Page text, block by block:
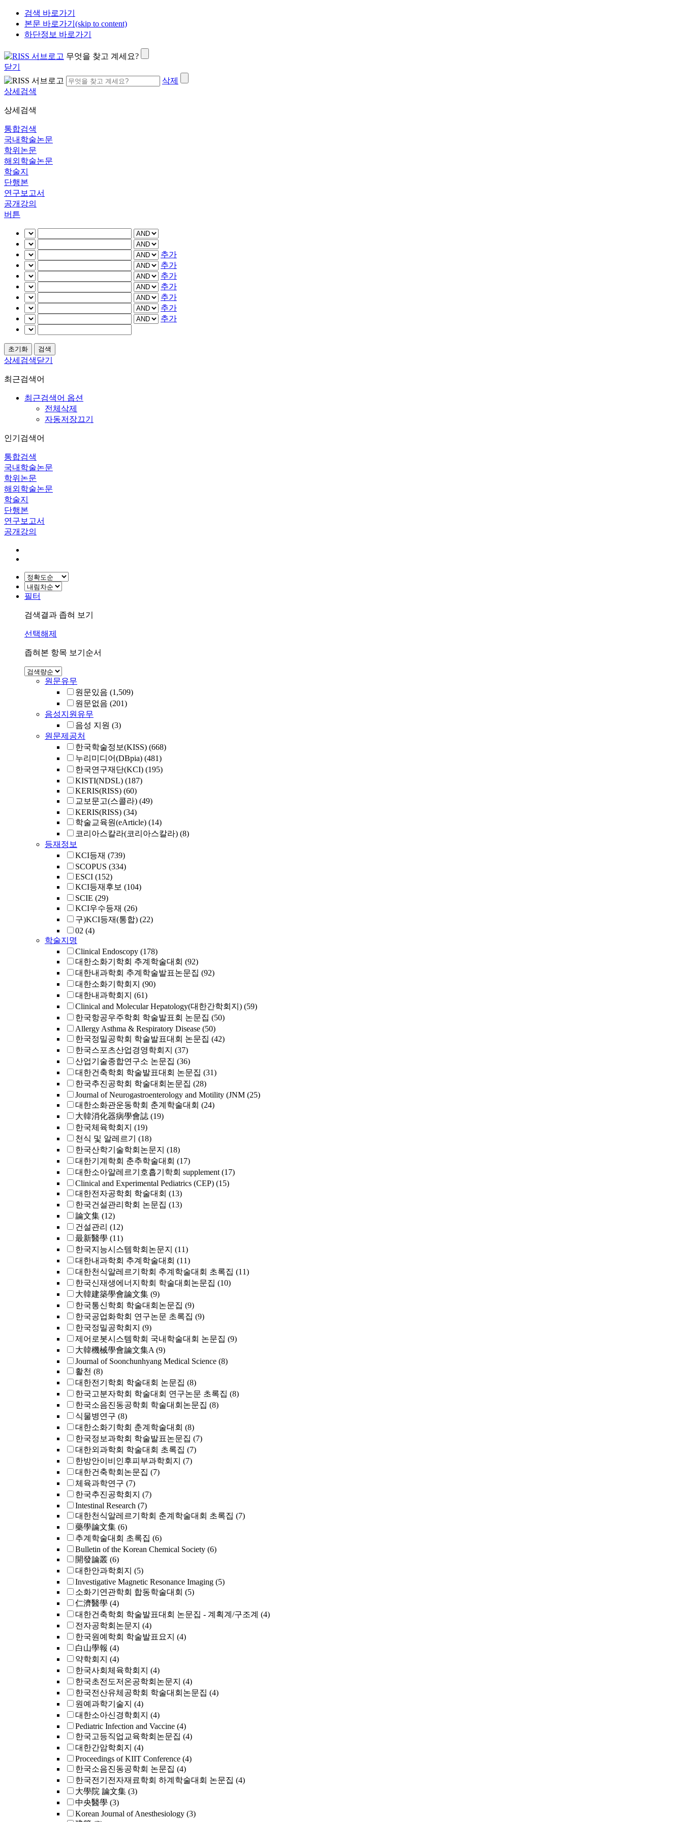
검색 바로가기
본문 바로가기(skip to content)
하단정보 바로가기
무엇을 찾고 계세요?
닫기
삭제
상세검색
상세검색
통합검색
국내학술논문
학위논문
해외학술논문
학술지
단행본
연구보고서
공개강의
버튼
추가
추가
추가
추가
추가
추가
추가
상세검색닫기
최근검색어
최근검색어 옵션
전체삭제
자동저장끄기
인기검색어
통합검색
국내학술논문
학위논문
해외학술논문
학술지
단행본
연구보고서
공개강의
필터
검색결과 좁혀 보기
선택해제
좁혀본 항목 보기순서
원문유무
원문있음 (1,509)
원문없음 (201)
음성지원유무
음성 지원 (3)
원문제공처
한국학술정보(KISS) (668)
누리미디어(DBpia) (481)
한국연구재단(KCI) (195)
KISTI(NDSL) (187)
KERIS(RISS) (60)
교보문고(스콜라) (49)
KERIS(RISS) (34)
학술교육원(eArticle) (14)
코리아스칼라(코리아스칼라) (8)
등재정보
KCI등재 (739)
SCOPUS (334)
ESCI (152)
KCI등재후보 (104)
SCIE (29)
KCI우수등재 (26)
구)KCI등재(통합) (22)
02 (4)
학술지명
Clinical Endoscopy (178)
대한소화기학회 추계학술대회 (92)
대한내과학회 추계학술발표논문집 (92)
대한소화기학회지 (90)
대한내과학회지 (61)
Clinical and Molecular Hepatology(대한간학회지) (59)
한국항공우주학회 학술발표회 논문집 (50)
Allergy Asthma & Respiratory Disease (50)
한국정밀공학회 학술발표대회 논문집 (42)
한국스포츠산업경영학회지 (37)
산업기술종합연구소 논문집 (36)
대한건축학회 학술발표대회 논문집 (31)
한국추진공학회 학술대회논문집 (28)
Journal of Neurogastroenterology and Motility (JNM (25)
대한소화관운동학회 춘계학술대회 (24)
大韓消化器病學會誌 (19)
한국체육학회지 (19)
천식 및 알레르기
(18)
한국산학기술학회논문지 (18)
대한기계학회 춘추학술대회 (17)
대한소아알레르기호흡기학회 supplement (17)
Clinical and Experimental Pediatrics (CEP) (15)
대한전자공학회 학술대회 (13)
한국건설관리학회 논문집 (13)
論文集 (12)
건설관리 (12)
最新醫學 (11)
한국지능시스템학회논문지 (11)
대한내과학회 추계학술대회 (11)
대한천식알레르기학회 추계학술대회 초록집 (11)
한국신재생에너지학회 학술대회논문집 (10)
大韓建築學會論文集 (9)
한국통신학회 학술대회논문집 (9)
한국공업화학회 연구논문 초록집 (9)
한국정밀공학회지 (9)
제어로봇시스템학회 국내학술대회 논문집 (9)
大韓機械學會論文集A (9)
Journal of Soonchunhyang Medical Science (8)
활천 (8)
대한전기학회 학술대회 논문집 (8)
한국고분자학회 학술대회 연구논문 초록집 (8)
한국소음진동공학회 학술대회논문집 (8)
식물병연구 (8)
대한소화기학회 춘계학술대회 (8)
한국정보과학회 학술발표논문집 (7)
대한외과학회 학술대회 초록집 (7)
한방안이비인후피부과학회지 (7)
대한건축학회논문집 (7)
체육과학연구 (7)
한국추진공학회지 (7)
Intestinal Research (7)
대한천식알레르기학회 춘계학술대회 초록집 (7)
藥學論文集 (6)
추계학술대회 초록집 (6)
Bulletin of the Korean Chemical Society (6)
開發論叢 (6)
대한안과학회지 (5)
Investigative Magnetic Resonance Imaging (5)
소화기연관학회 합동학술대회 (5)
仁濟醫學 (4)
대한건축학회 학술발표대회 논문집 - 계획계/구조계 (4)
전자공학회논문지 (4)
한국원예학회 학술발표요지 (4)
白山學報 (4)
약학회지 (4)
한국사회체육학회지 (4)
한국초전도저온공학회논문지 (4)
한국전산유체공학회 학술대회논문집 (4)
원예과학기술지 (4)
대한소아신경학회지 (4)
Pediatric Infection and Vaccine (4)
한국고등직업교육학회논문집 (4)
대한간암학회지 (4)
Proceedings of KIIT Conference (4)
한국소음진동공학회 논문집 (4)
한국전기전자재료학회 하계학술대회 논문집 (4)
大學院 論文集 (3)
中央醫學 (3)
Korean Journal of Anesthesiology (3)